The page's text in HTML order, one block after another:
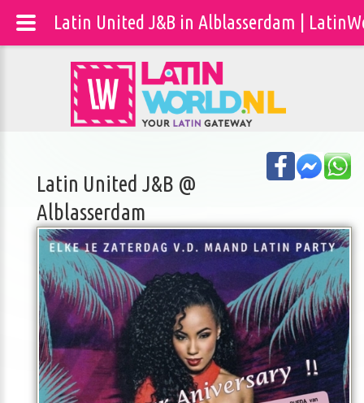
Latin United J&B @
Alblasserdam
Latin United J&B in Alblasserdam |